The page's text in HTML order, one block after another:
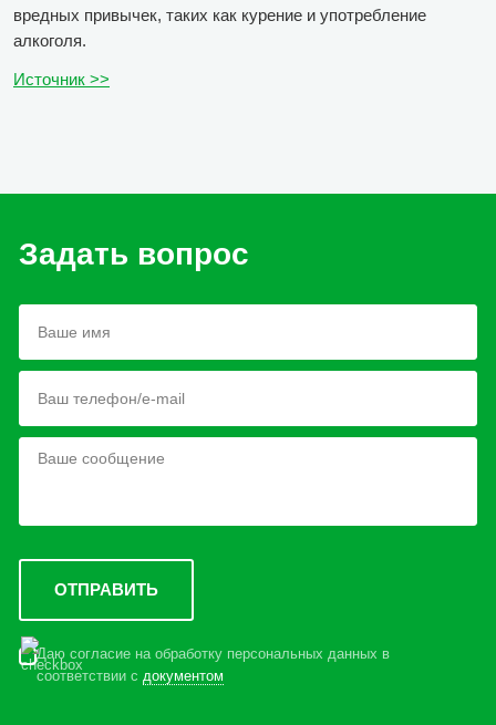
вредных привычек, таких как курение и употребление
алкоголя.
Источник >>
Задать вопрос
Даю согласие на обработку персональных данных в
соответствии с документом